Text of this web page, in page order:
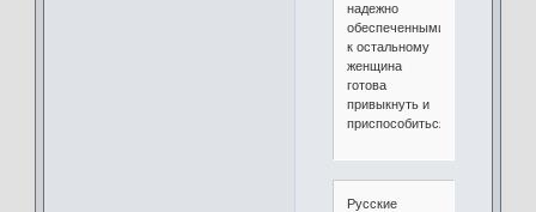
надежно
обеспеченными...,
к остальному
женщина
готова
привыкнуть и
приспособиться.
Русские